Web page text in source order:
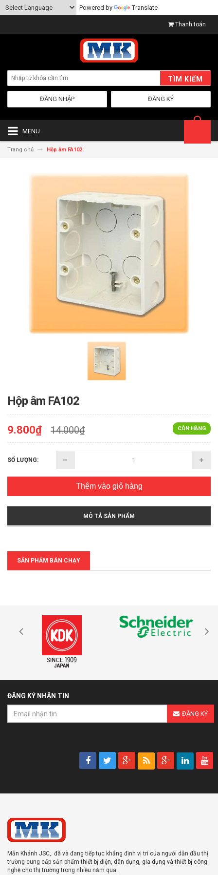
Powered by Translate
Thanh toán
TÌM KIẾM
ĐĂNG KÝ
ĐĂNG NHẬP
MENU
Trang chủ Hộp âm FA102
Hộp âm FA102
CÒN HÀNG
9.800₫ 14.000₫
SỐ LƯỢNG:
Thêm vào giỏ hàng
MÔ TẢ SẢN PHẨM
SẢN PHẨM BÁN CHẠY
ĐĂNG KÝ NHẬN TIN
ĐĂNG KÝ
Mẫn Khánh JSC,. đã và đang tiếp tục khẳng định vị trí của người dẫn đầu thị
trường cung cấp sản phẩm thiết bị điện, dân dụng, gia dụng và thiết bị công
nghệ cho thị trường trong nhiều năm qua.